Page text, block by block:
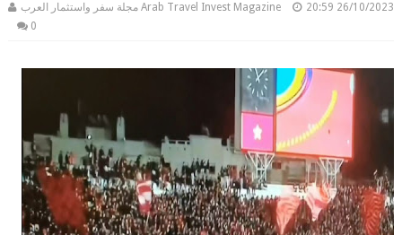
مجلة سفر واستثمار العرب Arab Travel Invest Magazine 20:59 26/10/2023
0